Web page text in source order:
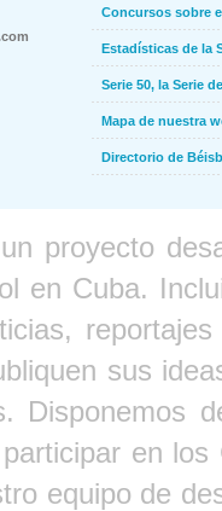
Concursos sobre
Estadísticas de la
Serie 50, la Serie
Mapa de nuestra
Directorio de
proyecto
en Cuba.
sus
Disponemos
en
equipo de